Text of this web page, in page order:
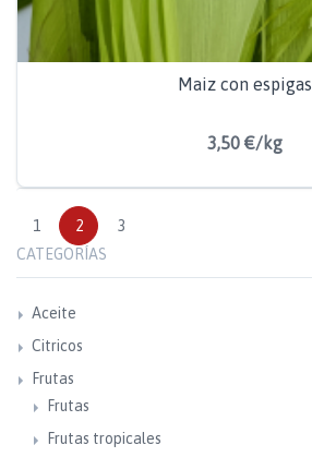
Maiz con espigas
3,50 €/kg
1 2
3
CATEGORÍAS
Aceite
Citricos
Frutas
Frutas
Frutas tropicales